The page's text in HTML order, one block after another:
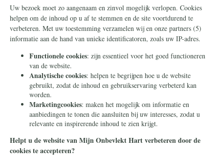
Steun ons
Nieuwsbrief
Eenmalig
Maandelijks
Periodiek
Nalaten
Zelf overschrijven
Info
Contact
Ontvang onze Telegram-
berichten